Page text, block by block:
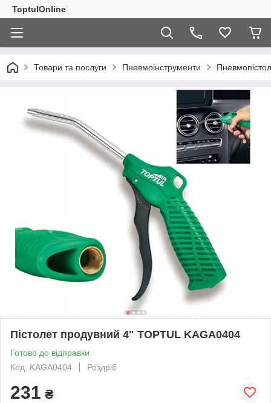
ToptulOnline
Товари та послуги Пневмоінструменти
Пістолет продувний 4" TOPTUL KAGA0404
Готово до відправки
Код: KAGA0404
Роздріб
231 ₴